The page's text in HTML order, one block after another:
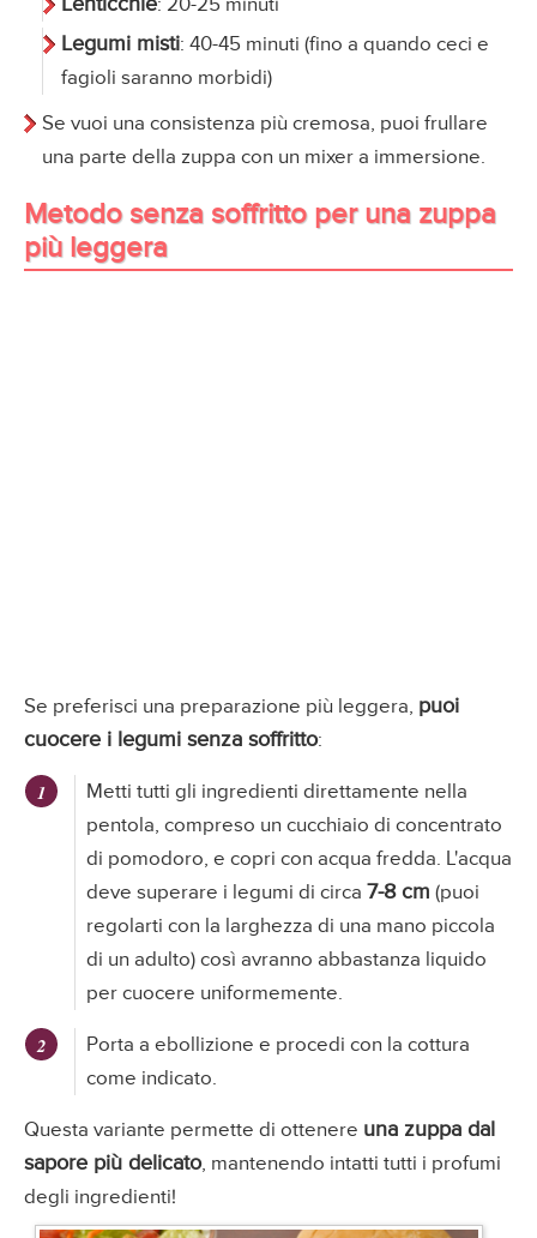
: 20-25 minuti
Legumi misti: 40-45 minuti (fino a quando ceci e
fagioli saranno morbidi)
Se vuoi una consistenza più cremosa, puoi frullare
una parte della zuppa con un mixer a immersione.
Metodo senza soffritto per una zuppa
più leggera
Se preferisci una preparazione più leggera, puoi
cuocere i legumi senza soffritto:
Metti tutti gli ingredienti direttamente nella
pentola, compreso un cucchiaio di concentrato
di pomodoro, e copri con acqua fredda. L'acqua
deve superare i legumi di circa 7-8 cm (puoi
regolarti con la larghezza di una mano piccola
di un adulto) così avranno abbastanza liquido
per cuocere uniformemente.
Porta a ebollizione e procedi con la cottura
come indicato.
Questa variante permette di ottenere una zuppa dal
sapore più delicato, mantenendo intatti tutti i profumi
degli ingredienti!